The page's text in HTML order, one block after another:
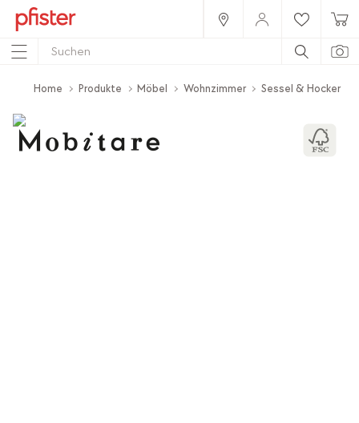
Home Produkte Möbel Wohnzimmer Sessel & Hocker